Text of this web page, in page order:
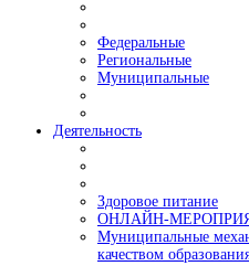
Федеральные
Региональные
Муниципальные
Деятельность
Здоровое питание
ОНЛАЙН-
Муниципальные
качеством